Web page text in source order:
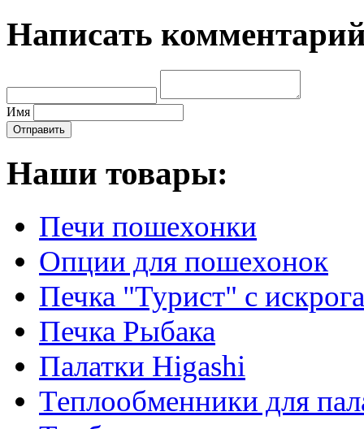
Написать
Имя
Наши товары:
Печи пошехонки
Опции для пошехонок
Печка "Турист" с
Печка Рыбака
Палатки Higashi
Теплообменники для